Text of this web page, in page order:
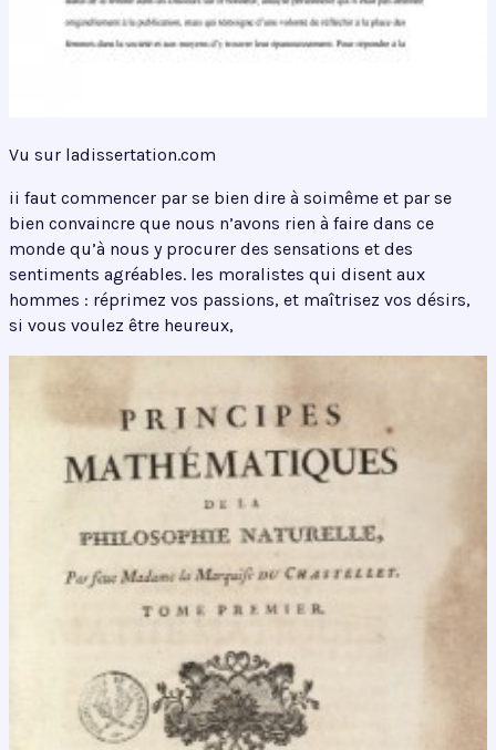
Vu sur ladissertation.com
ii faut commencer par se bien dire à soimême et par se
bien convaincre que nous n’avons rien à faire dans ce
monde qu’à nous y procurer des sensations et des
sentiments agréables. les moralistes qui disent aux
hommes : réprimez vos passions, et maîtrisez vos désirs,
si vous voulez être heureux,